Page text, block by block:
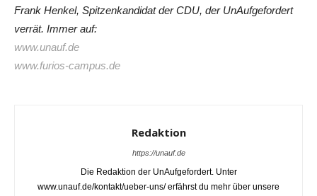
Frank Henkel, Spitzenkandidat der CDU, der UnAufgefordert
verrät. Immer auf:
www.unauf.de
www.furios-campus.de
Redaktion
https://unauf.de
Die Redaktion der UnAufgefordert. Unter
www.unauf.de/kontakt/ueber-uns/ erfährst du mehr über unsere